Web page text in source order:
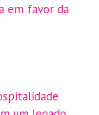
em favor da